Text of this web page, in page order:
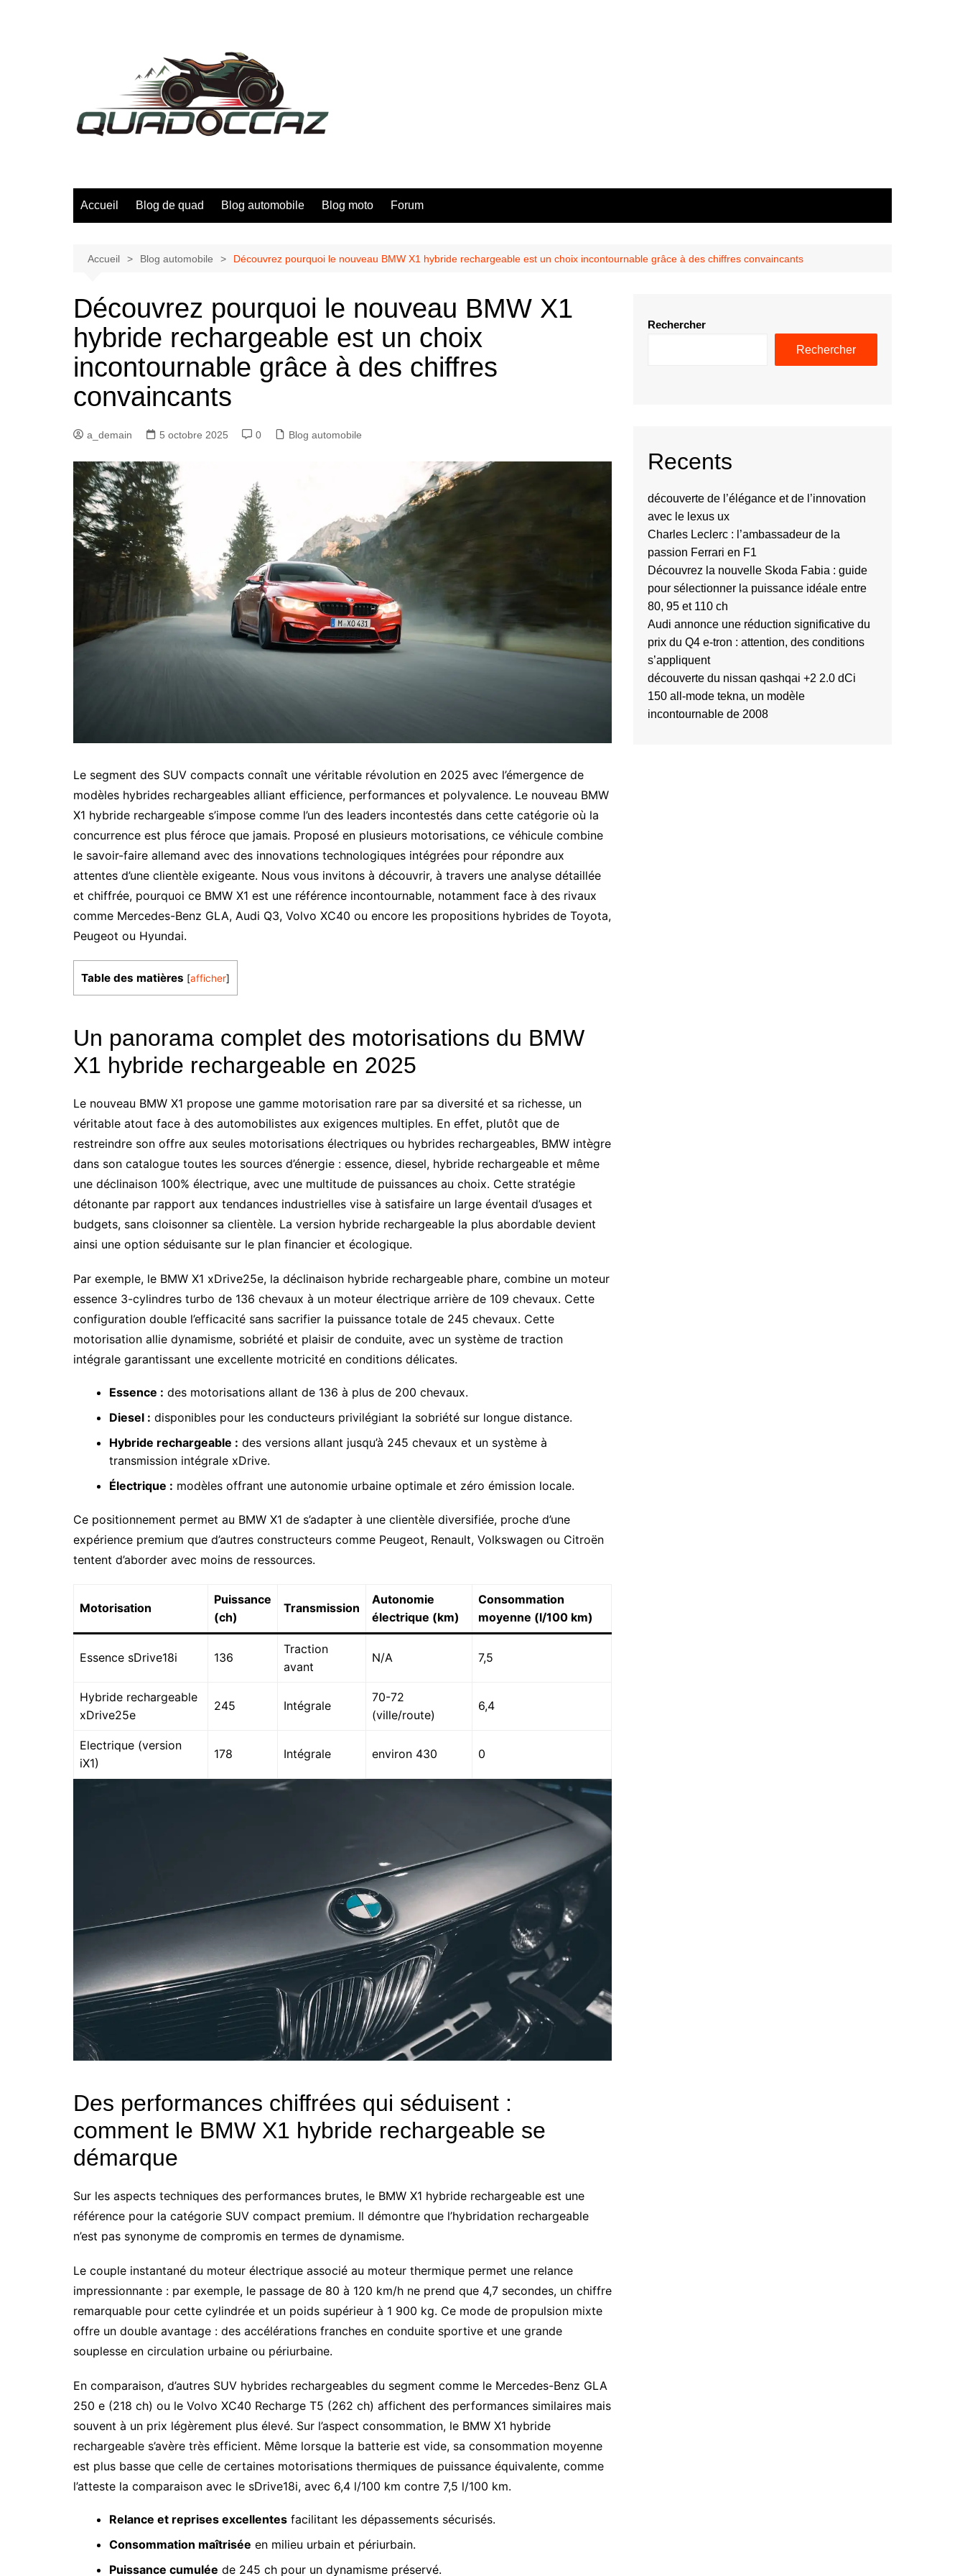
Accueil Blog de quad Blog automobile Blog moto Forum
Accueil Blog automobile Découvrez pourquoi le nouveau BMW X1 hybride rechargeable est un choix incontournable grâce à des chiffres convaincants
Découvrez pourquoi le nouveau BMW X1
hybride rechargeable est un choix
incontournable grâce à des chiffres
convaincants
a_demain 5 octobre 2025 0 Blog automobile
Le segment des SUV compacts connaît une véritable révolution en 2025 avec l’émergence de
modèles hybrides rechargeables alliant efficience, performances et polyvalence. Le nouveau BMW
X1 hybride rechargeable s’impose comme l’un des leaders incontestés dans cette catégorie où la
concurrence est plus féroce que jamais. Proposé en plusieurs motorisations, ce véhicule combine
le savoir-faire allemand avec des innovations technologiques intégrées pour répondre aux
attentes d’une clientèle exigeante. Nous vous invitons à découvrir, à travers une analyse détaillée
et chiffrée, pourquoi ce BMW X1 est une référence incontournable, notamment face à des rivaux
comme Mercedes-Benz GLA, Audi Q3, Volvo XC40 ou encore les propositions hybrides de Toyota,
Peugeot ou Hyundai.
Table des matières [afficher]
Un panorama complet des motorisations du BMW
X1 hybride rechargeable en 2025
Le nouveau BMW X1 propose une gamme motorisation rare par sa diversité et sa richesse, un
véritable atout face à des automobilistes aux exigences multiples. En effet, plutôt que de
restreindre son offre aux seules motorisations électriques ou hybrides rechargeables, BMW intègre
dans son catalogue toutes les sources d’énergie : essence, diesel, hybride rechargeable et même
une déclinaison 100% électrique, avec une multitude de puissances au choix. Cette stratégie
détonante par rapport aux tendances industrielles vise à satisfaire un large éventail d’usages et
budgets, sans cloisonner sa clientèle. La version hybride rechargeable la plus abordable devient
ainsi une option séduisante sur le plan financier et écologique.
Par exemple, le BMW X1 xDrive25e, la déclinaison hybride rechargeable phare, combine un moteur
essence 3-cylindres turbo de 136 chevaux à un moteur électrique arrière de 109 chevaux. Cette
configuration double l’efficacité sans sacrifier la puissance totale de 245 chevaux. Cette
motorisation allie dynamisme, sobriété et plaisir de conduite, avec un système de traction
intégrale garantissant une excellente motricité en conditions délicates.
Essence : des motorisations allant de 136 à plus de 200 chevaux.
Diesel : disponibles pour les conducteurs privilégiant la sobriété sur longue distance.
Hybride rechargeable : des versions allant jusqu’à 245 chevaux et un système à
transmission intégrale xDrive.
Électrique : modèles offrant une autonomie urbaine optimale et zéro émission locale.
Ce positionnement permet au BMW X1 de s’adapter à une clientèle diversifiée, proche d’une
expérience premium que d’autres constructeurs comme Peugeot, Renault, Volkswagen ou Citroën
tentent d’aborder avec moins de ressources.
Motorisation
Puissance
(ch)
Transmission
Autonomie
électrique (km)
Consommation
moyenne (l/100 km)
Essence sDrive18i 136
Traction
avant
N/A 7,5
Hybride rechargeable
xDrive25e
245 Intégrale
70-72
(ville/route)
6,4
Electrique (version
iX1)
178 Intégrale environ 430 0
Des performances chiffrées qui séduisent :
comment le BMW X1 hybride rechargeable se
démarque
Sur les aspects techniques des performances brutes, le BMW X1 hybride rechargeable est une
référence pour la catégorie SUV compact premium. Il démontre que l’hybridation rechargeable
n’est pas synonyme de compromis en termes de dynamisme.
Le couple instantané du moteur électrique associé au moteur thermique permet une relance
impressionnante : par exemple, le passage de 80 à 120 km/h ne prend que 4,7 secondes, un chiffre
remarquable pour cette cylindrée et un poids supérieur à 1 900 kg. Ce mode de propulsion mixte
offre un double avantage : des accélérations franches en conduite sportive et une grande
souplesse en circulation urbaine ou périurbaine.
En comparaison, d’autres SUV hybrides rechargeables du segment comme le Mercedes-Benz GLA
250 e (218 ch) ou le Volvo XC40 Recharge T5 (262 ch) affichent des performances similaires mais
souvent à un prix légèrement plus élevé. Sur l’aspect consommation, le BMW X1 hybride
rechargeable s’avère très efficient. Même lorsque la batterie est vide, sa consommation moyenne
est plus basse que celle de certaines motorisations thermiques de puissance équivalente, comme
l’atteste la comparaison avec le sDrive18i, avec 6,4 l/100 km contre 7,5 l/100 km.
Relance et reprises excellentes facilitant les dépassements sécurisés.
Consommation maîtrisée en milieu urbain et périurbain.
Puissance cumulée de 245 ch pour un dynamisme préservé.
Rechercher
Rechercher
Recents
découverte de l’élégance et de l’innovation
avec le lexus ux
Charles Leclerc : l’ambassadeur de la
passion Ferrari en F1
Découvrez la nouvelle Skoda Fabia : guide
pour sélectionner la puissance idéale entre
80, 95 et 110 ch
Audi annonce une réduction significative du
prix du Q4 e-tron : attention, des conditions
s’appliquent
découverte du nissan qashqai +2 2.0 dCi
150 all-mode tekna, un modèle
incontournable de 2008